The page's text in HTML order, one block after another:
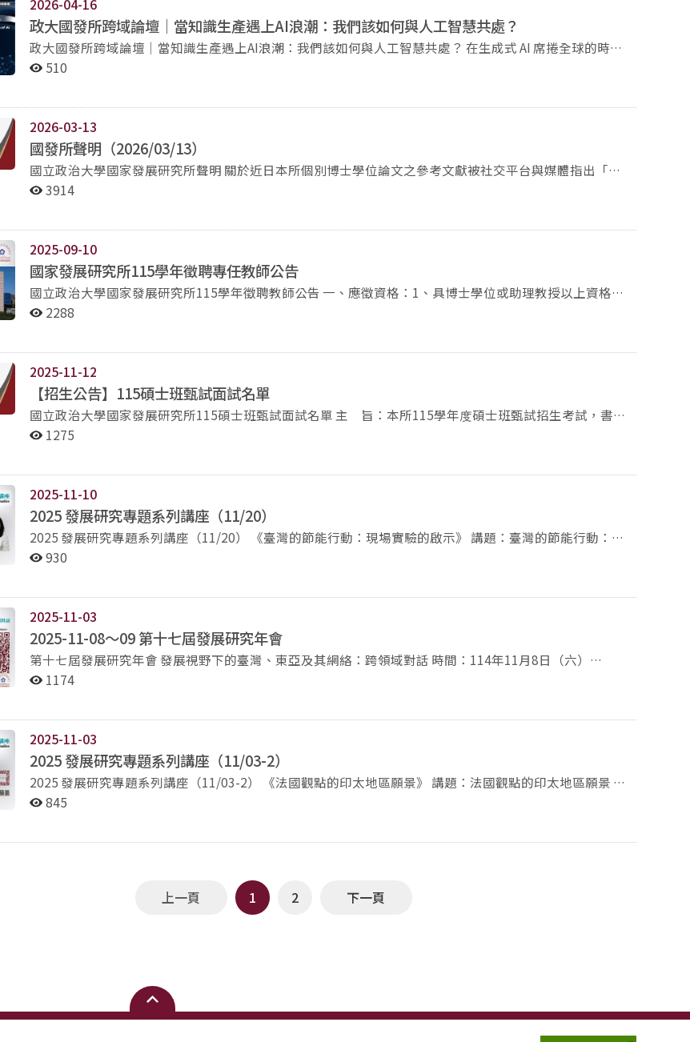
息 09：50～10：05 21810005～21810008考生報到 21810005、21810006 21810007、21810008 鄭○
和、林○德 王○芳、黃○華 10：10～10：50 21810005～21810008考生口試 21810005 21810006
21810007 21810008 鄭○和 林○德 王○芳 黃○華 10：50～11：00 委員休息 10：40～10：55 21810009
～21810010 21860001～21860002 考生報到 21810009、21860010 21860001、21860002 蔡○曄、羅○
（含駕照或護照）準時報到。 面試同學請自行登入https://examaca.nccu.edu.tw/Login
查詢報名結果（准考證號），可自行列印面試證明。 請配合工作人員之查
驗與簽到安排。 三、報到地點：政大綜合院館北棟7樓270722研討室 面試地點：政大綜合院館北棟7樓
270723研討室 四、面試依公告號碼順序進行，依序由工作人員安排入場，敬請配合。
2026-04-16
政大國發所跨域論壇｜當知識生產遇上AI浪潮：我們該如何與人工智慧共處？
政大國發所跨域論壇｜當知識生產遇上AI浪潮：我們該如何與人工智慧共處？ 在生成式 AI 席捲全球的時
代，知識的生產方式正經歷一場前所未有的範式轉移：我們面臨的不僅是生產力的躍升，更是關於學術原創
點： 綜合院館北棟1樓207103教室 報名：政大活動報名系統 與談：（依姓氏筆畫排序） 侯宗佑｜政大傳播
學院助理教授 張家銘｜政大資訊科學系副教授兼人工智慧應用學士學位學程主任 陳柏良｜政大創新國際學
院與法律系合聘助理教授 黃兆徽｜臺灣人工智慧實驗室內容執行長 黃厚銘｜政大社會學系特聘教授 主持：
黃兆年｜政大國家發展研究所副教授兼所長 主辦: 國家發展研究所 協辦: 社會科學學院 贊助：社科院115高
影與攝影，報名即視為同意主辦單位將影像用於學術紀錄與推廣。 3. 您填寫的資料僅供本活動聯繫與統計
使用，不另作他途。
510
2026-03-13
國發所聲明（2026/03/13）
國立政治大學國家發展研究所聲明 關於近日本所個別博士學位論文之參考文獻被社交平台與媒體指出「虛
構參考文獻」一事，本所謹聲明如下： 1、經初步了解，該篇博士學位論文最終上傳資料庫版本的參考文獻
學術專業秉公進行處置。 3、本所誠摯感謝各界對於學術品質的關注，這是台灣學界持續提升的助力，本所
也將持續對於學術專業與倫理之堅持。如經調查，學生確有疏失與錯誤，本所與本校都將以教育初心教導學
生，共同引領學生持續學習，精進成長。
3914
2025-09-10
國家發展研究所115學年徵聘專任教師公告
國立政治大學國家發展研究所115學年徵聘教師公告 一、應徵資格：1、具博士學位或助理教授以上資格。
2、具國際學術發表及英語教學能力者尤佳。 二、徵聘名額：專任教師1名。 三、應徵職
展、量化研究方法有關之課程 大學部通識課程：與臺灣政治、中國大陸概論、發展研究有
關之課程 六、起聘日期：民國115年8月1日（115學年第1學期）。 七、應徵資料：電子檔案1份
1、個人履歷表（含學經歷、專長領域、研究方向）。 2、博士學位證書及
相關學經歷證明書。 （國外學歷證件請先於駐外館辦妥認證。
證。） 3、博士班成績單正本（具我國副教授證書以上申請人不需提供）。
4、研究著作目錄。 5、博士論文（具我國副教授證書以上申請人不需提供）
與近五年內代表性著作（至多5件）。 6、擬開設課程綱要（2~4門，至
少2門為英語授課）。 7、二封推薦信 （請推薦人於115年1月31日前以
電子郵件寄送本所。已獲教師證書者免附。） 或教師證書影本（尚未取得教師證書者免
期：民國115年1月4日（星期日）前。 應徵資料電子檔案務請於115年1月4日前
寄送本所公務電子信箱：gids.nccu.1974@gmail.com 九、通過審查之應徵者，本所將另行
邀請到所面試。 十、聯絡方式：國立政治大學國家發展研究所教師遴選委員會 電話：+886-
2-2938-7068（聯絡人員：張小姐） 電郵：gids@nccu.edu.tw
2288
2025-11-12
【招生公告】115碩士班甄試面試名單
國立政治大學國家發展研究所115碩士班甄試面試名單 主 旨：本所115學年度碩士班甄試招生考試，書審
成績業經評定，茲將錄取面試名單公告於后： 碩士班 21810001劉○珊 21810002戴○樺 21810003周○嫺
○皓 21810009郭○銘 21810010周○芸 口試報到 第2梯次 21810011郭○恩 21810012蔡○倫
21810013陳○文 21810014郭○妤 21810015徐○展 口試報到 第3梯次 21810016陳○中 21810017莊
115碩士班甄試面試流程 攜帶文件：個人國民身份證 面試時間：2025年11月15日（六）08：30～11：20
面試地點：國立政治大學綜合院館北棟7樓270723室 面試語言：中文為主，同時部分以英語進行。 日期、
時間 民國114年11月15日（六） 08：20～08：30 09：10～09：20 10：10～10：20 11：00～11：10
審合格第4梯次同學報到 08：30～09：20 09：20～10：10 10：10～10：20 10：20～11：10 11：10～
12：00 （每位口試10分鐘，含自我簡介2分鐘） 書審合格第1梯次考生口試 書審合格第2梯次考生口試 中場
1275
2025-11-10
2025 發展研究專題系列講座（11/20）
2025 發展研究專題系列講座（11/20） 《臺灣的節能行動：現場實驗的啟示》 講題：臺灣的節能行動：現
場實驗的啟示 講座：莊雅婷博士 中央研究院經濟研究所助研究員 時間：2025年11月20日（四）中午12:10-
930
2025-11-03
2025-11-08～09 第十七屆發展研究年會
第十七屆發展研究年會 發展視野下的臺灣、東亞及其網絡：跨領域對話 時間：114年11月8日（六）
08:30~18:00 、114年11月9日（日）08:30~16:00 地點：國立臺灣師範大學誠、正大樓（台北市大安區和平
D_A/viewform 計點：國發所「學術研討」計點（每時段指定場次計點1點，簽到退說明如下） 簽到：碩2蔣
帆威同學處，場次開始前10分鐘於簽到單簽名，開始後結束 （11/08上午：正204；11/08下午：正
201；11/09上午：正202；11/09下午：誠101） 簽退：場次結束後，與指定場次指定合影師長/同學合影，
以為簽退 11/08：第1場次（10:20-11:50）指定場次1E（政大國發專題1），正204，指定合影師長：郭益
11/09：第6場次（13:10-14:40）指定場次6A（人口變遷趨勢4），誠101，指定合影師長：蘇昱璇年師 主
辦單位： 台灣發展研究學會、國立臺灣師範大學東亞學系、國立臺灣師範大學海外華人研究中心 協辦單
研究學會、國家科學及技術委員會、 國立政治大學國家發展研究所、教育部大專院校人文與社會科學領域
標竿計畫、 國立臺灣大學國家發展研究所、國立臺灣大學風險社會與政策研究中心
1174
2025-11-03
2025 發展研究專題系列講座（11/03-2）
2025 發展研究專題系列講座（11/03-2） 《法國觀點的印太地區願景》 講題：法國觀點的印太地區願景 講
座：德爾菲娜·阿莱斯教授（Dr. Delphine Allès） 法國東方語言文化研究所（NALCO）政治學教授、副院
845
上一頁 1 2 下一頁